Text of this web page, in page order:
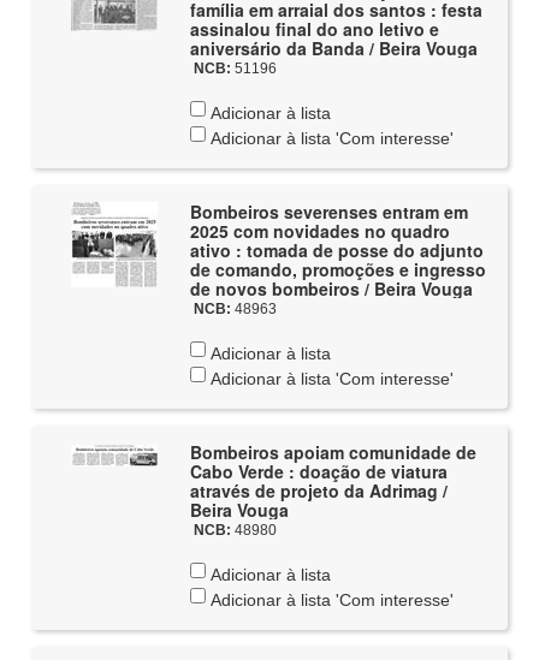
família em arraial dos santos : festa
assinalou final do ano letivo e
aniversário da Banda / Beira Vouga
NCB: 51196
Adicionar à lista
Adicionar à lista 'Com interesse'
Bombeiros severenses entram em
2025 com novidades no quadro
ativo : tomada de posse do adjunto
de comando, promoções e ingresso
de novos bombeiros / Beira Vouga
NCB: 48963
Adicionar à lista
Adicionar à lista 'Com interesse'
Bombeiros apoiam comunidade de
Cabo Verde : doação de viatura
através de projeto da Adrimag /
Beira Vouga
NCB: 48980
Adicionar à lista
Adicionar à lista 'Com interesse'